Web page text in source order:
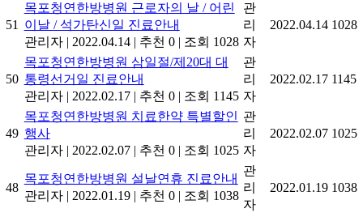
51
목포청연한방병원 근로자의 날 / 어린
이날 / 석가탄신일 진료안내
관리자 | 2022.04.14 | 추천 0 | 조회 1028
관
리
자
2022.04.14 1028
50
목포청연한방병원 삼일절/제20대 대
통령선거일 진료안내
관리자 | 2022.02.17 | 추천 0 | 조회 1145
관
리
자
2022.02.17 1145
49
목포청연한방병원 치료한약 특별할인
행사
관리자 | 2022.02.07 | 추천 0 | 조회 1025
관
리
자
2022.02.07 1025
48
목포청연한방병원 설날연휴 진료안내
관리자 | 2022.01.19 | 추천 0 | 조회 1038
관
리
자
2022.01.19 1038